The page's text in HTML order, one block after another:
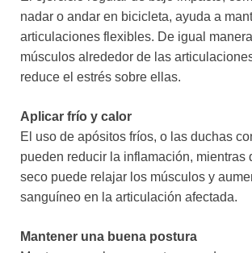
nadar o andar en bicicleta, ayuda a
articulaciones flexibles. De igual
músculos alrededor de las
reduce el estrés sobre ellas.
Aplicar frío y calor
El uso de apósitos fríos, o las duchas
pueden reducir la inflamación, mientras
seco puede relajar los músculos y
sanguíneo en la articulación afectada.
Mantener una buena postura